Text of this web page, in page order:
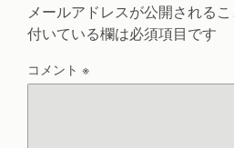
メールアドレスが公開されるこ
付いている欄は必須項目です
コメント ※